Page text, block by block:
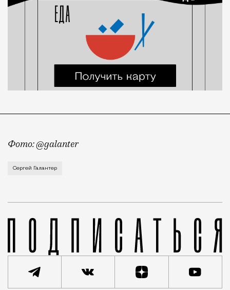
Фото: @galanter
Большинство современных финансовых пирамид
Сергей Галантер